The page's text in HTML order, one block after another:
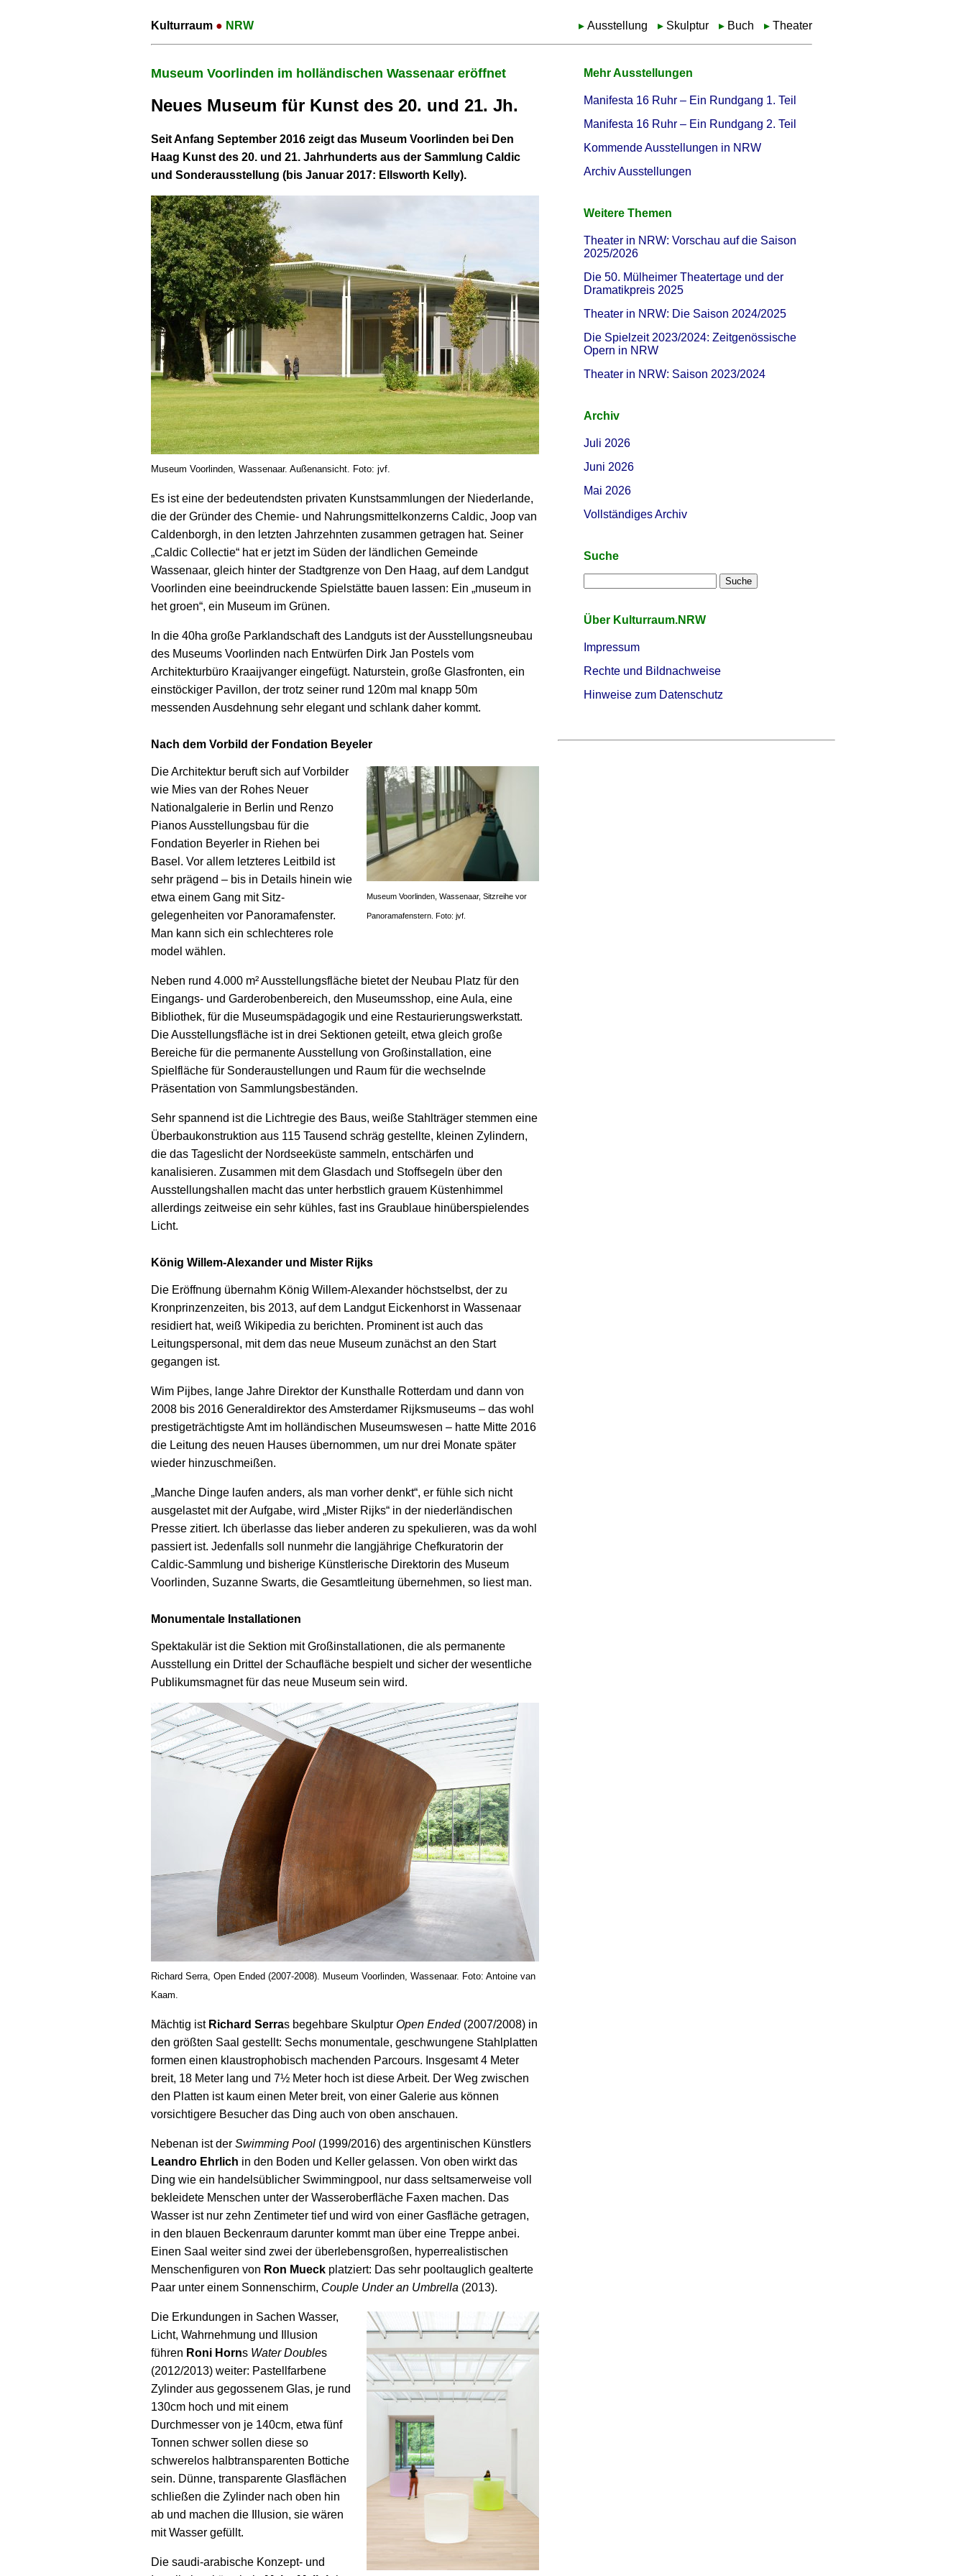
Kulturraum ● NRW Ausstellung Skulptur Buch Theater
Museum Voorlinden im holländischen Wassenaar eröffnet
Neues Museum für Kunst des 20. und 21. Jh.
Seit Anfang September 2016 zeigt das Museum Voorlinden bei Den
Haag Kunst des 20. und 21. Jahrhunderts aus der Sammlung Caldic
und Sonderausstellung (bis Januar 2017: Ellsworth Kelly).
Museum Voorlinden, Wassenaar. Außenansicht. Foto: jvf.
Es ist eine der bedeutendsten privaten Kunstsammlungen der Niederlande,
die der Gründer des Chemie- und Nahrungsmittel­konzerns Caldic, Joop van
Caldenborgh, in den letzten Jahrzehnten zusammen getragen hat. Seiner
„Caldic Collectie“ hat er jetzt im Süden der ländlichen Gemeinde
Wassenaar, gleich hinter der Stadtgrenze von Den Haag, auf dem Landgut
Voorlinden eine beeindruckende Spielstätte bauen lassen: Ein „museum in
het groen“, ein Museum im Grünen.
In die 40ha große Parklandschaft des Landguts ist der Ausstellungsneubau
des Museums Voorlinden nach Entwürfen Dirk Jan Postels vom
Architekturbüro Kraaijvanger eingefügt. Naturstein, große Glasfronten, ein
einstöckiger Pavillon, der trotz seiner rund 120m mal knapp 50m
messenden Ausdehnung sehr elegant und schlank daher kommt.
Nach dem Vorbild der Fondation Beyeler
Museum Voorlinden, Wassenaar, Sitzreihe vor
Panoramafenstern. Foto: jvf.
Die Architektur beruft sich auf Vorbilder
wie Mies van der Rohes Neuer
Nationalgalerie in Berlin und Renzo
Pianos Ausstellungs­bau für die
Fondation Beyerler in Riehen bei
Basel. Vor allem letzteres Leitbild ist
sehr prägend – bis in Details hinein wie
etwa einem Gang mit Sitz­
gelegenheiten vor Panorama­fenster.
Man kann sich ein schlechteres role
model wählen.
Neben rund 4.000 m² Ausstellungsfläche bietet der Neubau Platz für den
Eingangs- und Garderobenbereich, den Museumsshop, eine Aula, eine
Bibliothek, für die Museumspädagogik und eine Restaurierungs­werkstatt.
Die Ausstellungsfläche ist in drei Sektionen geteilt, etwa gleich große
Bereiche für die permanente Ausstellung von Großinstallation, eine
Spielfläche für Sonderaustellungen und Raum für die wechselnde
Präsentation von Sammlungsbeständen.
Sehr spannend ist die Lichtregie des Baus, weiße Stahlträger stemmen eine
Überbau­konstruktion aus 115 Tausend schräg gestellte, kleinen Zylindern,
die das Tageslicht der Nordseeküste sammeln, entschärfen und
kanalisieren. Zusammen mit dem Glasdach und Stoffsegeln über den
Ausstellungs­hallen macht das unter herbstlich grauem Küstenhimmel
allerdings zeitweise ein sehr kühles, fast ins Graublaue hinüber­spielendes
Licht.
König Willem-Alexander und Mister Rijks
Die Eröffnung übernahm König Willem-Alexander höchstselbst, der zu
Kronprinzen­zeiten, bis 2013, auf dem Landgut Eickenhorst in Wassenaar
residiert hat, weiß Wikipedia zu berichten. Prominent ist auch das
Leitungspersonal, mit dem das neue Museum zunächst an den Start
gegangen ist.
Wim Pijbes, lange Jahre Direktor der Kunsthalle Rotterdam und dann von
2008 bis 2016 Generaldirektor des Amsterdamer Rijksmuseums – das wohl
prestige­trächtigste Amt im holländischen Museumswesen – hatte Mitte 2016
die Leitung des neuen Hauses übernommen, um nur drei Monate später
wieder hinzuschmeißen.
„Manche Dinge laufen anders, als man vorher denkt“, er fühle sich nicht
ausgelastet mit der Aufgabe, wird „Mister Rijks“ in der niederländischen
Presse zitiert. Ich überlasse das lieber anderen zu spekulieren, was da wohl
passiert ist. Jedenfalls soll nunmehr die langjährige Chefkuratorin der
Caldic-Sammlung und bisherige Künstlerische Direktorin des Museum
Voorlinden, Suzanne Swarts, die Gesamt­leitung übernehmen, so liest man.
Monumentale Installationen
Spektakulär ist die Sektion mit Großinstallationen, die als permanente
Ausstellung ein Drittel der Schaufläche bespielt und sicher der wesentliche
Publikumsmagnet für das neue Museum sein wird.
Richard Serra, Open Ended (2007-2008). Museum Voorlinden, Wassenaar. Foto: Antoine van
Kaam.
Mächtig ist Richard Serras begehbare Skulptur Open Ended(2007/2008) in
den größten Saal gestellt: Sechs monumentale, geschwungene Stahlplatten
formen einen klaustro­phobisch machenden Parcours. Insgesamt 4 Meter
breit, 18 Meter lang und 7½ Meter hoch ist diese Arbeit. Der Weg zwischen
den Platten ist kaum einen Meter breit, von einer Galerie aus können
vorsichtigere Besucher das Ding auch von oben anschauen.
Nebenan ist der Swimming Pool (1999/2016) des argentinischen Künstlers
Leandro Ehrlich in den Boden und Keller gelassen. Von oben wirkt das
Ding wie ein handels­üblicher Swimmingpool, nur dass seltsamerweise voll
bekleidete Menschen unter der Wasseroberfläche Faxen machen. Das
Wasser ist nur zehn Zentimeter tief und wird von einer Gasfläche getragen,
in den blauen Beckenraum darunter kommt man über eine Treppe anbei.
Einen Saal weiter sind zwei der überlebensgroßen, hyperrealistischen
Menschenfiguren von Ron Mueck platziert: Das sehr pool­tauglich gealterte
Paar unter einem Sonnenschirm, Couple Under an Umbrella (2013).
Die Erkundungen in Sachen Wasser,
Licht, Wahrnehmung und Illusion
führen Roni Horns Water Doubles
(2012/2013) weiter: Pastellfarbene
Zylinder aus gegossenem Glas, je rund
130cm hoch und mit einem
Durchmesser von je 140cm, etwa fünf
Tonnen schwer sollen diese so
schwerelos halbtransparenten Bottiche
sein. Dünne, transparente Glasflächen
schließen die Zylinder nach oben hin
ab und machen die Illusion, sie wären
mit Wasser gefüllt.
Die saudi-arabische Konzept- und
Mehr Ausstellungen
Manifesta 16 Ruhr – Ein Rundgang 1. Teil
Manifesta 16 Ruhr – Ein Rundgang 2. Teil
Kommende Ausstellungen in NRW
Archiv Ausstellungen
Weitere Themen
Theater in NRW: Vorschau auf die Saison
2025/2026
Die 50. Mülheimer Theatertage und der
Dramatikpreis 2025
Theater in NRW: Die Saison 2024/2025
Die Spielzeit 2023/2024: Zeitgenössische
Opern in NRW
Theater in NRW: Saison 2023/2024
Archiv
Juli 2026
Juni 2026
Mai 2026
Vollständiges Archiv
Suche
Über Kulturraum.NRW
Impressum
Rechte und Bildnachweise
Hinweise zum Datenschutz